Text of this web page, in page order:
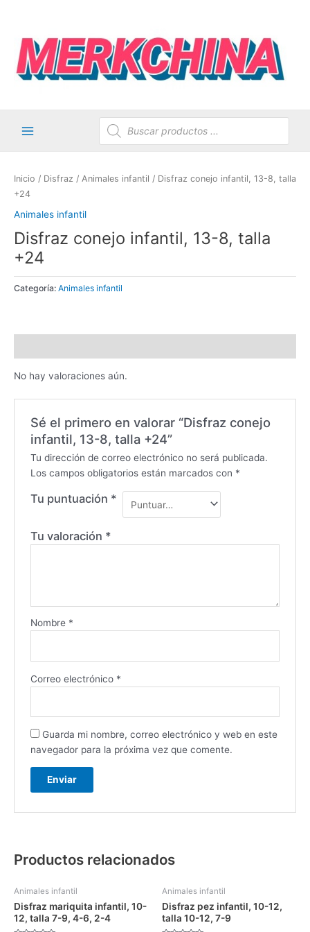
contenido
Búsqueda
de
productos
Inicio / Disfraz / Animales infantil / Disfraz conejo infantil, 13-8, talla
+24
Animales infantil
Disfraz conejo infantil, 13-8, talla
+24
Categoría: Animales infantil
No hay valoraciones aún.
Sé el primero en valorar “Disfraz conejo
infantil, 13-8, talla +24”
Tu dirección de correo electrónico no será publicada.
Los campos obligatorios están marcados con *
Tu puntuación *
Tu valoración *
Nombre *
Correo electrónico *
Guarda mi nombre, correo electrónico y web en este
navegador para la próxima vez que comente.
Productos relacionados
Animales infantil
Disfraz mariquita infantil, 10-
12, talla 7-9, 4-6, 2-4
Animales infantil
Disfraz pez infantil, 10-12,
talla 10-12, 7-9